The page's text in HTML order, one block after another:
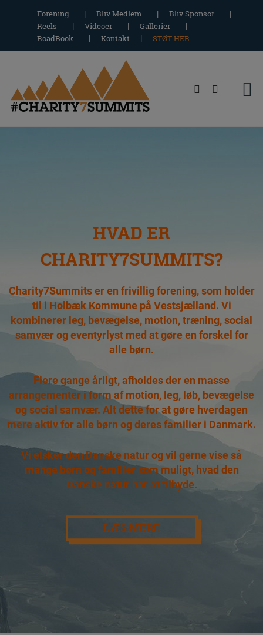
Forening Bliv Medlem
Bliv Sponsor
Reels
Videoer
Gallerier
RoadBook
Kontakt STØT HER
HVAD ER
CHARITY7SUMMITS?
Charity7Summits er en frivillig forening, som holder
til i Holbæk Kommune på Vestsjælland. Vi
kombinerer leg, bevægelse, motion, træning, social
samvær og eventyrlyst med at gøre en forskel for
alle børn.
Flere gange årligt, afholdes der en masse
arrangementer i form af motion, leg, løb, bevægelse
og social samvær. Alt dette for at gøre hverdagen
mere aktiv for alle børn og deres familier i Danmark.
Vi elsker den Danske natur og vil gerne vise så
mange børn og familier som muligt, hvad den
Danske natur har at tilbyde.
LÆS MERE